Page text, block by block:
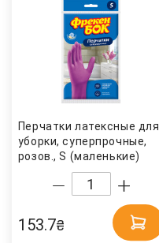
Перчатки латексные для
уборки, суперпрочные,
розов., S (маленькие)
Фрекен Бок
153.7₴